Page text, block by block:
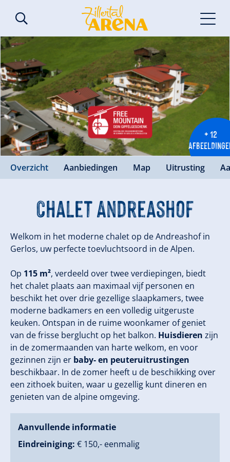
+ 12
Overzicht Aanbiedingen Map Uitrusting
Chalet Andreashof
Welkom in het moderne chalet op de Andreashof in
Gerlos, uw perfecte toevluchtsoord in de Alpen.
Op 115 m², verdeeld over twee verdiepingen, biedt
het chalet plaats aan maximaal vijf personen en
beschikt het over drie gezellige slaapkamers, twee
moderne badkamers en een volledig uitgeruste
keuken. Ontspan in de ruime woonkamer of geniet
van de frisse berglucht op het balkon. Huisdieren zijn
in de zomermaanden van harte welkom, en voor
gezinnen zijn er baby- en peuteruitrustingen
beschikbaar. In de zomer heeft u de beschikking over
een zithoek buiten, waar u gezellig kunt dineren en
genieten van de alpine omgeving.
Aanvullende informatie
Eindreiniging: € 150,- eenmalig